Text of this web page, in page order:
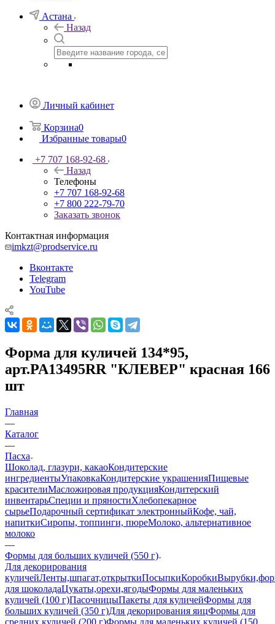
Астана
Назад
Личный кабинет
Корзина0
Избранные товары0
+7 707 168-92-68
Назад
Телефоны
+7 707 168-92-68
+7 800 222-79-70
Заказать звонок
Контактная информация
imkzt@prodservice.ru
Вконтакте
Telegram
YouTube
Форма для куличей 134*95,
арт.PA13495RR "КЛЕВЕР" красная 166
шт
Главная
—
Каталог
—
Пасха
Шоколад, глазури, какаоКондитерские
ингредиентыУпаковкаКондитерские украшенияПищевые
красителиМасложировая продукцияКондитерский
инвентарьСпеции и пряностиХлебопекарное
сырьеПодарочный сертификат электронныйКофе, чай,
напиткиСиропы, топпинги, пюреМолоко, альтернативное
молоко
—
Формы для больших куличей (550 г)
Для декорирования
куличейЛенты,шпагат,открыткиПосыпкиКоробки
для шоколадаЦукаты,орехи,ягодыФормы для маленьких
куличей (100 г)ПасочницыПакеты для куличейФормы для
больших куличей (350 г)Для декорирования яицФормы для
средних куличей (200 г)Формы для маленьких куличей (150